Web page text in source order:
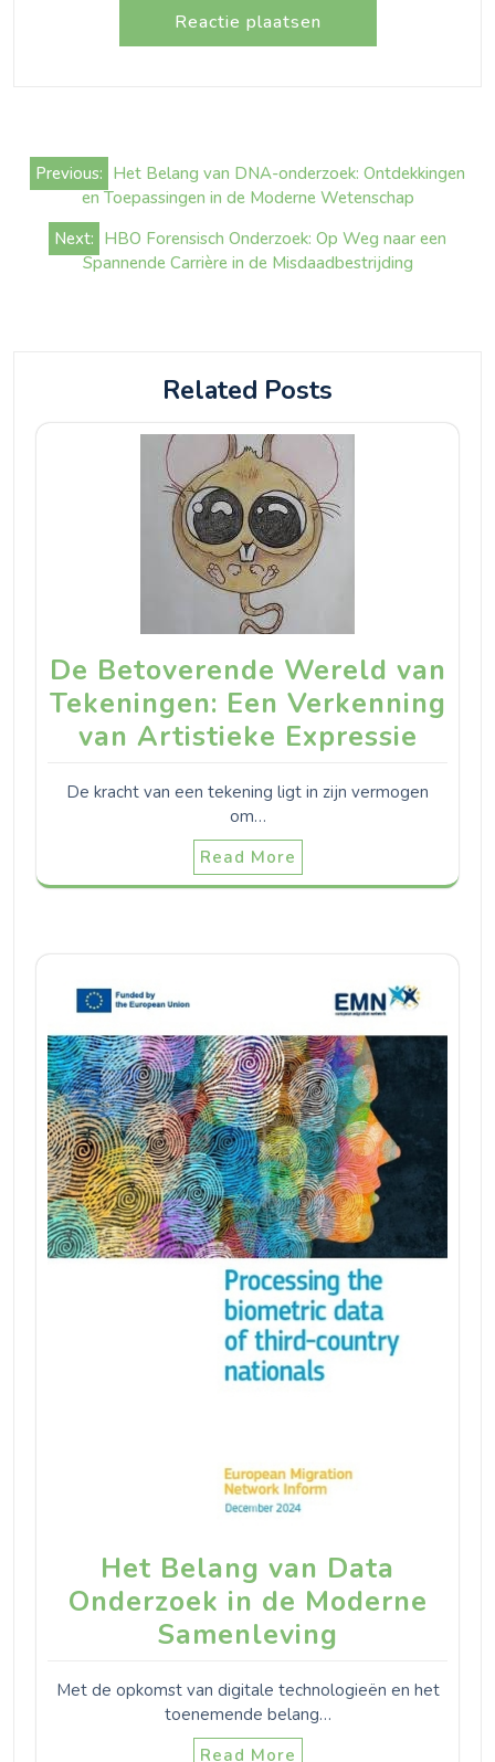
Bericht
navigatie
Previous: Het Belang van DNA-onderzoek: Ontdekkingen
en Toepassingen in de Moderne Wetenschap
Next: HBO Forensisch Onderzoek: Op Weg naar een
Spannende Carrière in de Misdaadbestrijding
Related Posts
De Betoverende Wereld van
Tekeningen: Een Verkenning
van Artistieke Expressie
De kracht van een tekening ligt in zijn vermogen
om…
Read More
Het Belang van Data
Onderzoek in de Moderne
Samenleving
Met de opkomst van digitale technologieën en het
toenemende belang…
Read More